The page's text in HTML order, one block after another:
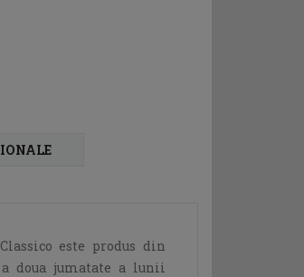
este produs din
doua jumatate a lunii